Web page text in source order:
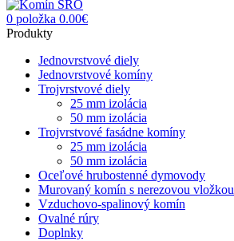
0 položka 0.00€
Produkty
Jednovrstvové diely
Jednovrstvové komíny
Trojvrstvové diely
25 mm izolácia
50 mm izolácia
Trojvrstvové fasádne komíny
25 mm izolácia
50 mm izolácia
Oceľové hrubostenné dymovody
Murovaný komín s nerezovou vložkou
Vzduchovo-spalinový komín
Ovalné rúry
Doplnky